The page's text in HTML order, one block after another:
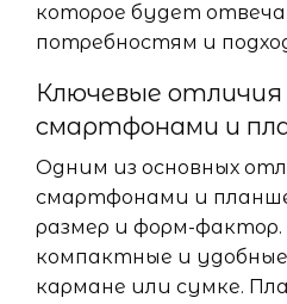
которое будет
потребностям и
Ключевые
смартфонами и
Одним из основных
смартфонами и
размер и форм-
компактные и
кармане или сумке.